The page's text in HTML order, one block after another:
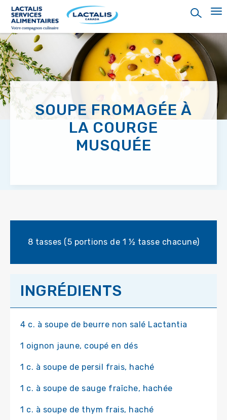
main
content
SOUPE FROMAGÉE À
LA COURGE
MUSQUÉE
8 tasses (5 portions de 1 ½ tasse chacune)
INGRÉDIENTS
4 c. à soupe de beurre non salé Lactantia
1 oignon jaune, coupé en dés
1 c. à soupe de persil frais, haché
1 c. à soupe de sauge fraîche, hachée
1 c. à soupe de thym frais, haché